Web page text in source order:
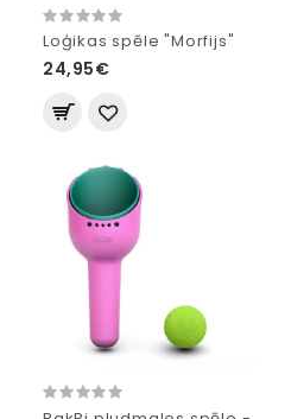
Loģikas spēle "Morfijs"
24,95€